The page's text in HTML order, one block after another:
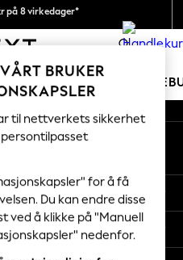
på 8 virkedager*
0
KVINNER MENN
Sets
nettverkBRUKER
til nettverkets sikkerhet
for å få
Du kan endre disse
ved å klikke på "Manuell
nedenfor.